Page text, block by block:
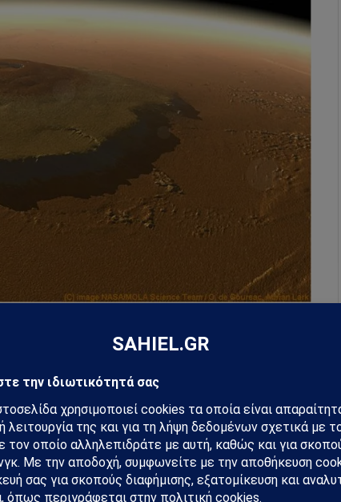
σύστημα. Βρίσκεται στην ηφαιστειακή
πολιτεία της Αριζόνα, σύμφωνα με τη NASA.
τριπλάσιο από το γήινο όρος Έβερεστ, το
το οποίο σχηματίστηκε αφού η λάβα
βουνό είναι πιθανότατα εύκολο για τους
κλίση του είναι μόνο 5 τοις εκατό. Στην